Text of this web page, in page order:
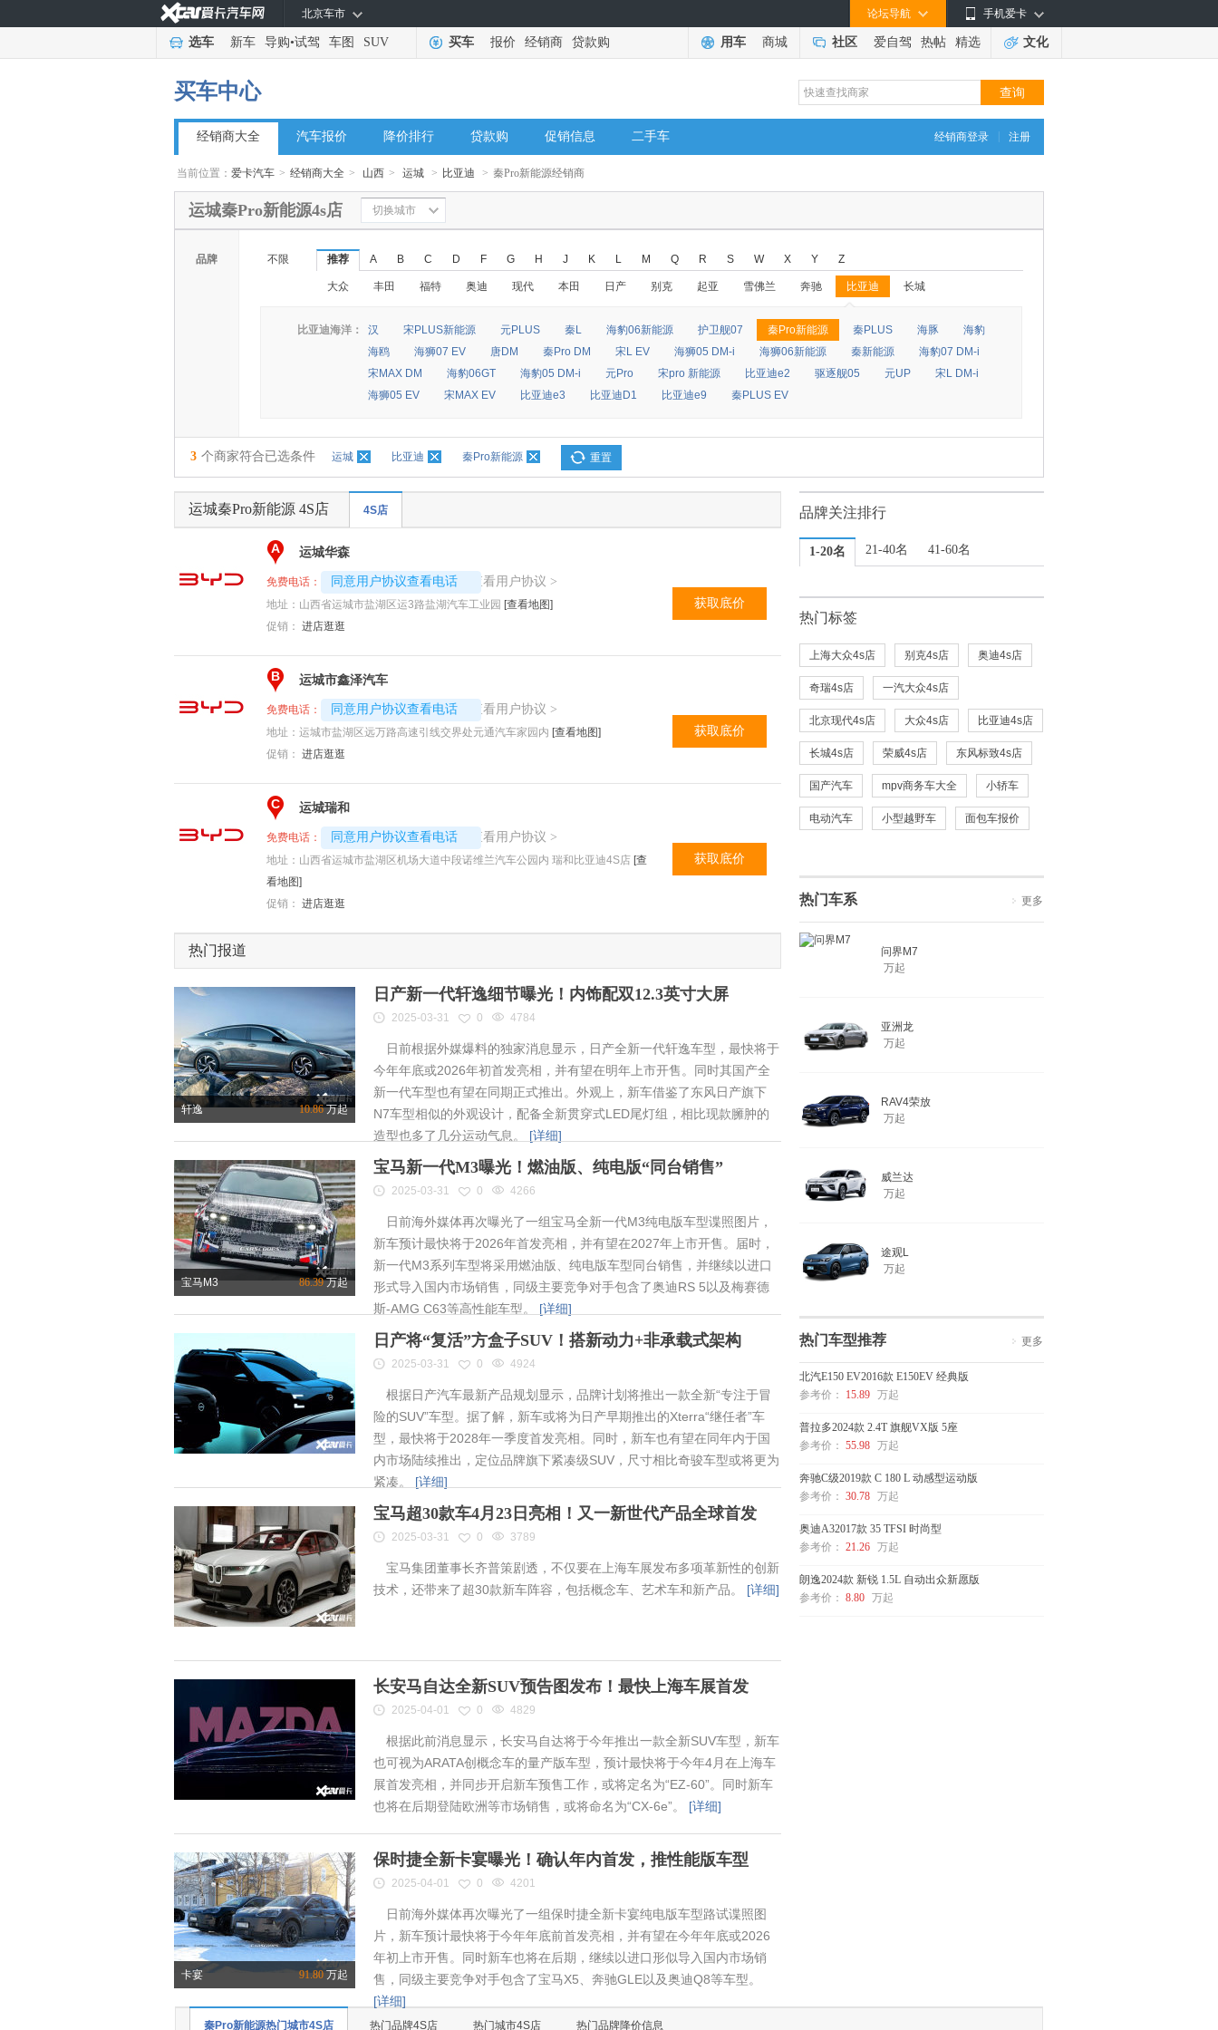
手机爱卡
论坛导航
北京车市
选车 新车 导购•试驾 车图 SUV 买车 报价 经销商 贷款购 用车 商城 社区 爱自驾 热帖 精选 文化
买车中心
经销商登录 注册
经销商大全 汽车报价 降价排行 贷款购 促销信息 二手车
当前位置： 爱卡汽车 > 经销商大全 > 山西 > 运城 > 比亚迪 > 秦Pro新能源经销商
运城秦Pro新能源4s店 切换城市
品牌 不限 推荐 A B C D F G H J K L M Q R S W X Y Z
大众 丰田 福特 奥迪 现代 本田 日产 别克 起亚 雪佛兰 奔驰 比亚迪 长城
◆
◆
比亚迪海洋： 汉 宋PLUS新能源 元PLUS 秦L 海豹06新能源 护卫舰07 秦Pro新能源 秦PLUS 海豚
海豹
海鸥
海狮07 EV 唐DM 秦Pro DM 宋L EV 海狮05 DM-i 海狮06新能源 秦新能源
海豹07 DM-i
宋MAX DM
海豹06GT 海豹05 DM-i 元Pro 宋pro 新能源 比亚迪e2 驱逐舰05 元UP
宋L DM-i
海狮05 EV
宋MAX EV 比亚迪e3 比亚迪D1 比亚迪e9 秦PLUS EV
3 个商家符合已选条件 运城 比亚迪 秦Pro新能源 重置
运城秦Pro新能源 4S店 4S店
A 运城华森
免费电话： 同意用户协议查看电话
4008192717-5206 查看用户协议 >
地址： 山西省运城市盐湖区运3路盐湖汽车工业园 [查看地图]
促销： 进店逛逛
获取底价
B 运城市鑫泽汽车
免费电话： 同意用户协议查看电话
4008192696-7391 查看用户协议 >
地址： 运城市盐湖区远万路高速引线交界处元通汽车家园内 [查看地图]
促销： 进店逛逛
获取底价
C 运城瑞和
免费电话： 同意用户协议查看电话
4008192707-6253 查看用户协议 >
地址： 山西省运城市盐湖区机场大道中段诺维兰汽车公园内 瑞和比亚迪4S店 [查
看地图]
促销： 进店逛逛
获取底价
热门报道
轩逸 10.86万起
日产新一代轩逸细节曝光！内饰配双12.3英寸大屏
2025-03-31 0 4784
日前根据外媒爆料的独家消息显示，日产全新一代轩逸车型，最快将于
今年年底或2026年初首发亮相，并有望在明年上市开售。同时其国产全
新一代车型也有望在同期正式推出。外观上，新车借鉴了东风日产旗下
N7车型相似的外观设计，配备全新贯穿式LED尾灯组，相比现款臃肿的
造型也多了几分运动气息。 [详细]
宝马M3 86.39万起
宝马新一代M3曝光！燃油版、纯电版“同台销售”
2025-03-31 0 4266
日前海外媒体再次曝光了一组宝马全新一代M3纯电版车型谍照图片，
新车预计最快将于2026年首发亮相，并有望在2027年上市开售。届时，
新一代M3系列车型将采用燃油版、纯电版车型同台销售，并继续以进口
形式导入国内市场销售，同级主要竞争对手包含了奥迪RS 5以及梅赛德
斯-AMG C63等高性能车型。 [详细]
日产将“复活”方盒子SUV！搭新动力+非承载式架构
2025-03-31 0 4924
根据日产汽车最新产品规划显示，品牌计划将推出一款全新“专注于冒
险的SUV”车型。据了解，新车或将为日产早期推出的Xterra“继任者”车
型，最快将于2028年一季度首发亮相。同时，新车也有望在同年内于国
内市场陆续推出，定位品牌旗下紧凑级SUV，尺寸相比奇骏车型或将更为
紧凑。 [详细]
宝马超30款车4月23日亮相！又一新世代产品全球首发
2025-03-31 0 3789
宝马集团董事长齐普策剧透，不仅要在上海车展发布多项革新性的创新
技术，还带来了超30款新车阵容，包括概念车、艺术车和新产品。 [详细]
长安马自达全新SUV预告图发布！最快上海车展首发
2025-04-01 0 4829
根据此前消息显示，长安马自达将于今年推出一款全新SUV车型，新车
也可视为ARATA创概念车的量产版车型，预计最快将于今年4月在上海车
展首发亮相，并同步开启新车预售工作，或将定名为“EZ-60”。同时新车
也将在后期登陆欧洲等市场销售，或将命名为“CX-6e”。 [详细]
卡宴 91.80万起
保时捷全新卡宴曝光！确认年内首发，推性能版车型
2025-04-01 0 4201
日前海外媒体再次曝光了一组保时捷全新卡宴纯电版车型路试谍照图
片，新车预计最快将于今年年底前首发亮相，并有望在今年年底或2026
年初上市开售。同时新车也将在后期，继续以进口形似导入国内市场销
售，同级主要竞争对手包含了宝马X5、奔驰GLE以及奥迪Q8等车型。
[详细]
品牌关注排行
1-20名 21-40名 41-60名
热门标签
上海大众4s店 别克4s店 奥迪4s店
奇瑞4s店 一汽大众4s店
北京现代4s店 大众4s店 比亚迪4s店
长城4s店 荣威4s店 东风标致4s店
国产汽车 mpv商务车大全 小轿车
电动汽车 小型越野车 面包车报价
热门车系 更多
问界M7
万起
亚洲龙
万起
RAV4荣放
万起
威兰达
万起
途观L
万起
热门车型推荐 更多
北汽E150 EV2016款 E150EV 经典版
参考价：
15.89 万起
普拉多2024款 2.4T 旗舰VX版 5座
参考价： 55.98 万起
奔驰C级2019款 C 180 L 动感型运动版
参考价： 30.78 万起
奥迪A32017款 35 TFSI 时尚型
参考价： 21.26 万起
朗逸2024款 新锐 1.5L 自动出众新愿版
参考价： 8.80 万起
秦Pro新能源热门城市4S店 热门品牌4S店 热门城市4S店 热门品牌降价信息